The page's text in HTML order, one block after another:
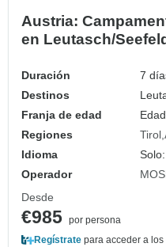
Austria:
en Leutasch/
Duración
7
Destinos
Franja de edad
Regiones
Tirol
Idioma
Operador
Desde
€985 por persona
Regístrate para acceder a